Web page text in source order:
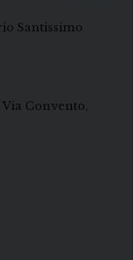
Santissimo
Convento,